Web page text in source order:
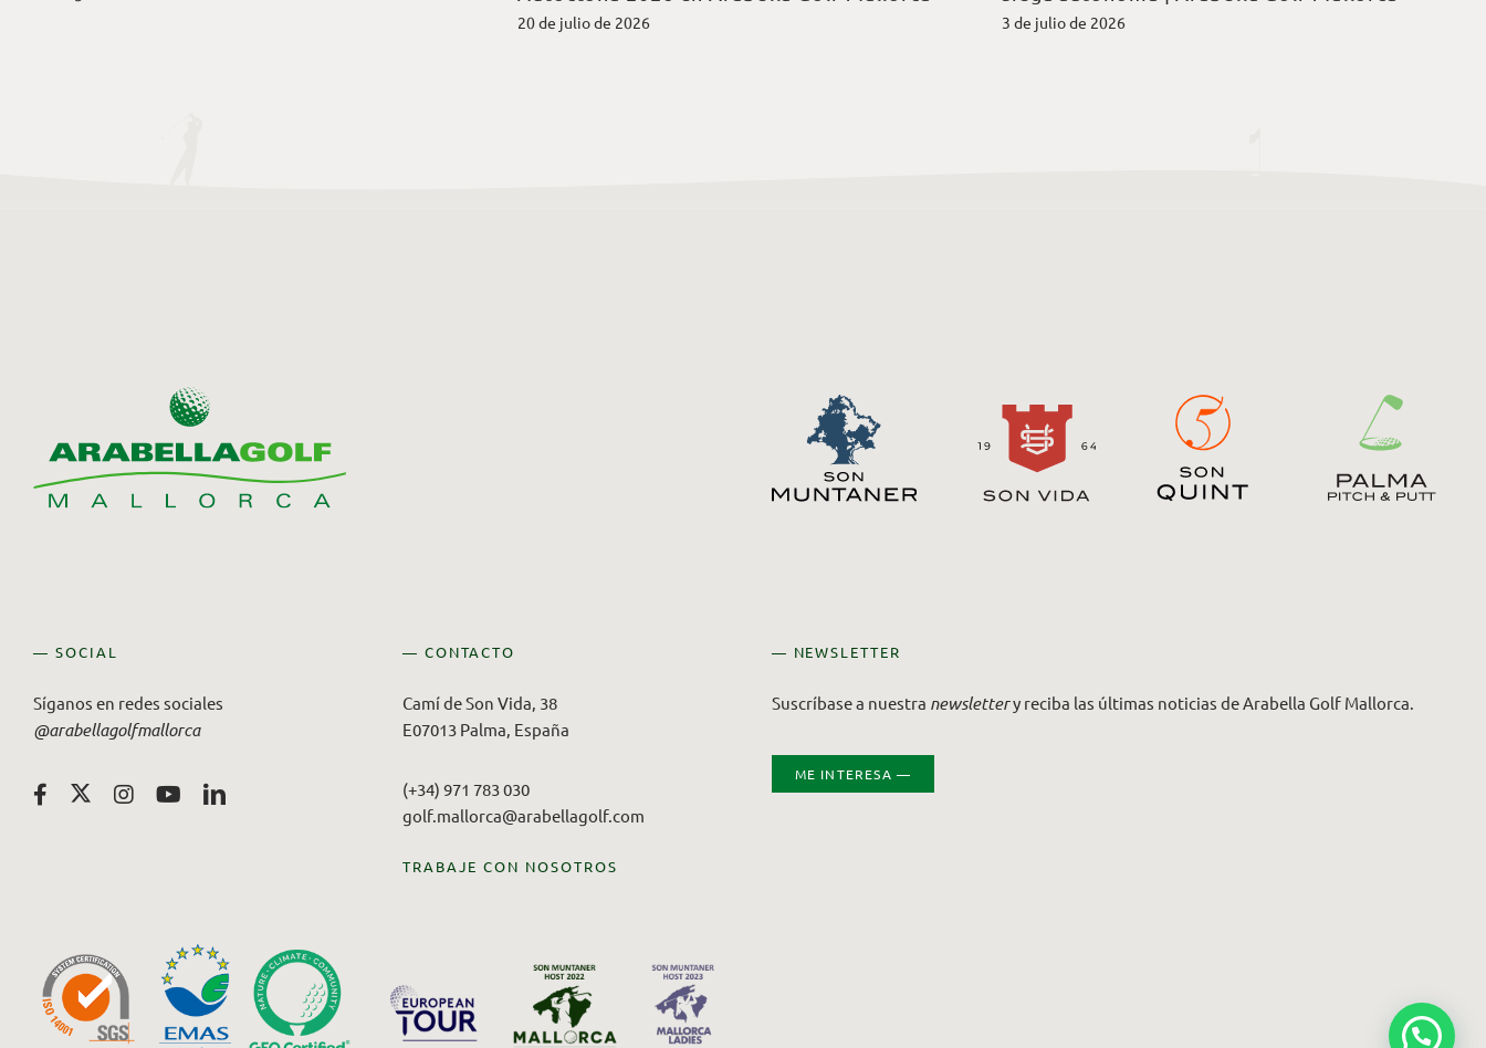
20 de julio de 2026 3 de julio de 2026
— SOCIAL
Síganos en redes sociales
@arabellagolfmallorca
— CONTACTO
Camí de Son Vida, 38
E07013 Palma, España
(+34) 971 783 030
golf.mallorca@arabellagolf.com
TRABAJE CON NOSOTROS
— NEWSLETTER
Suscríbase a nuestra newslettery reciba las últimas noticias de Arabella Golf Mallorca.
ME INTERESA —